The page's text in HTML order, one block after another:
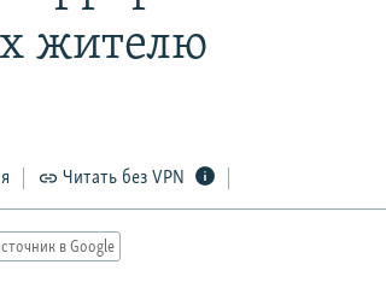
жителю
Читать без VPN
в Google